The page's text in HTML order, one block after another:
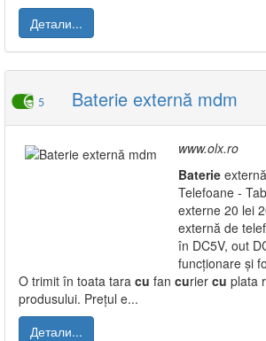
Детали...
5 Baterie externă mdm
www.olx.ro
Baterie
Telefoane -
externe 20 lei
externă de
în DC5V, out
funcționare și
O trimit în toata tara cu fan curier cu plata
produsului. Prețul e...
Детали...